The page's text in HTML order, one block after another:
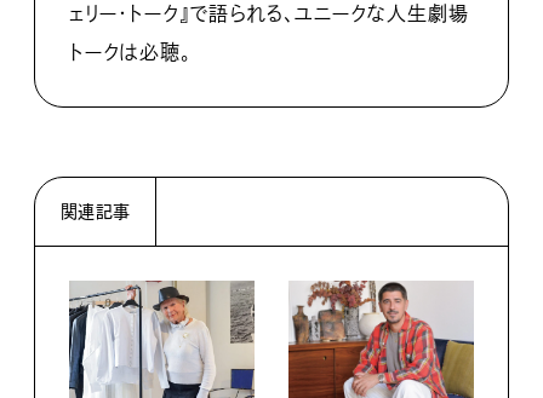
ェリー・トーク』で語られる、ユニークな人生劇場
トークは必聴。
関連記事